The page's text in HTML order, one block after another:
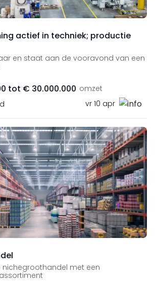
actief in techniek; productie
en staat aan de vooravond van een
tot € 30.000.000 omzet
vr 10 apr
nichegroothandel met een